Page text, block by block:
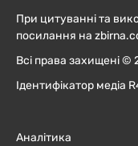
При цитуванні та
посилання на
Всі права захищені
Ідентифікатор медіа
Аналітика